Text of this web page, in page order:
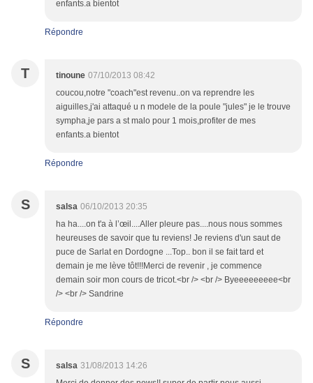
enfants.a bientot
Répondre
T tinoune 07/10/2013 08:42
coucou,notre "coach"est revenu..on va reprendre les
aiguilles,j'ai attaqué u n modele de la poule "jules" je le trouve
sympha,je pars a st malo pour 1 mois,profiter de mes
enfants.a bientot
Répondre
S salsa 06/10/2013 20:35
ha ha....on t'a à l’œil....Aller pleure pas....nous nous sommes
heureuses de savoir que tu reviens! Je reviens d'un saut de
puce de Sarlat en Dordogne ...Top.. bon il se fait tard et
demain je me lève tôt!!!Merci de revenir , je commence
demain soir mon cours de tricot.<br /> <br /> Byeeeeeeeee<br
/> <br /> Sandrine
Répondre
S salsa 31/08/2013 14:26